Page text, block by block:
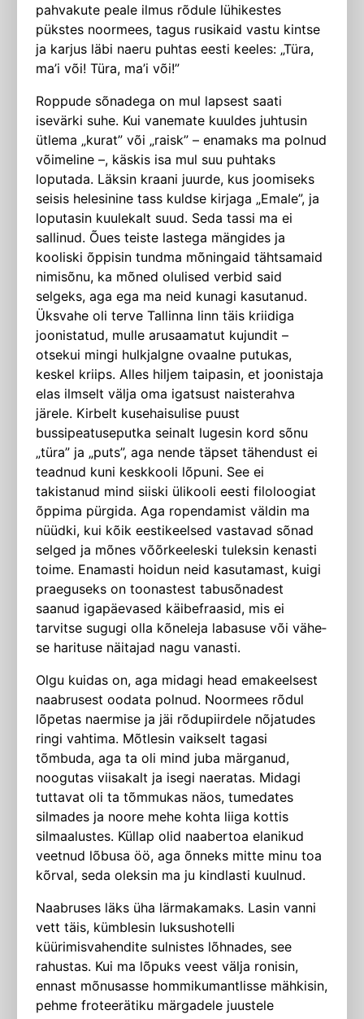
pahvakute peale ilmus rõdule lühikestes
pükstes noormees, tagus rusikaid vastu kintse
ja karjus läbi naeru puhtas eesti keeles: „Türa,
ma’i või! Türa, ma’i või!”
Roppude sõnadega on mul lapsest saati
isevärki suhe. Kui vanemate kuuldes juhtusin
ütlema „kurat” või „raisk” – enamaks ma polnud
võimeline –, käskis isa mul suu puhtaks
loputada. Läksin kraani juurde, kus joomiseks
seisis hele­sinine tass kuldse kirjaga „Emale”, ja
loputasin kuulekalt suud. Seda tassi ma ei
sallinud. Õues teiste lastega mängides ja
kooliski õppisin tundma mõnin­gaid tähtsamaid
nimisõnu, ka mõned olulised verbid said
selgeks, aga ega ma neid kunagi kasutanud.
Üksvahe oli terve Tallinna linn täis kriidiga
joonistatud, mulle arusaamatut kujundit –
otsekui mingi hulkjalgne ovaalne putukas,
keskel kriips. Alles hiljem taipasin, et joonistaja
elas ilmselt välja oma igatsust naiste­rahva
järele. Kirbelt kusehaisulise puust
bussipeatuseputka seinalt lugesin kord sõnu
„türa” ja „puts”, aga nende täpset tähendust ei
teadnud kuni keskkooli lõpuni. See ei
takistanud mind siiski ülikooli eesti filoloogiat
õppima pürgida. Aga ropendamist väldin ma
nüüdki, kui kõik eestikeelsed vastavad sõnad
selged ja mõnes võõrkeeleski tuleksin kenasti
toime. Enamasti hoidun neid kasutamast, kuigi
praeguseks on toonastest tabusõnadest
saanud igapäevased käibefraasid, mis ei
tarvitse sugugi olla kõneleja labasuse või vähe­
se harituse näitajad nagu vanasti.
Olgu kuidas on, aga midagi head emakeelsest
naabrusest oodata polnud. Noormees rõdul
lõpetas naermise ja jäi rõdupiirdele nõjatudes
ringi vahtima. Mõtlesin vaikselt tagasi
tõmbuda, aga ta oli mind juba märganud,
noogutas viisakalt ja isegi naeratas. Midagi
tuttavat oli ta tõmmukas näos, tumedates
silmades ja noore mehe kohta liiga kottis
silmaalustes. Küllap olid naabertoa elanikud
veetnud lõbusa öö, aga õnneks mitte minu toa
kõrval, seda oleksin ma ju kindlasti kuulnud.
Naabruses läks üha lärmakamaks. Lasin vanni
vett täis, kümblesin luksushotelli
küürimisvahendite sulnistes lõhnades, see
rahustas. Kui ma lõpuks veest välja ronisin,
ennast mõnusasse hommikumantlisse mähkisin,
pehme froteerätiku märgadele juustele